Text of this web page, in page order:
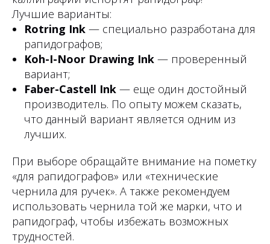
Лучшие варианты:
Rotring Ink — специально разработана для
рапидографов;
Koh-I-Noor Drawing Ink — проверенный
вариант;
Faber-Castell Ink — еще один достойный
производитель. По опыту можем сказать,
что данный вариант является одним из
лучших.
При выборе обращайте внимание на пометку
«для рапидографов» или «технические
чернила для ручек». А также рекомендуем
использовать чернила той же марки, что и
рапидограф, чтобы избежать возможных
трудностей.